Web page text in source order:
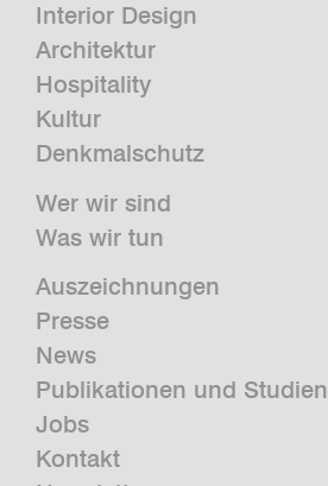
Interior Design
Architektur
Hospitality
Kultur
Denkmalschutz
Wer wir sind
Was wir tun
Auszeichnungen
Presse
News
Publikationen und Studien
Jobs
Kontakt